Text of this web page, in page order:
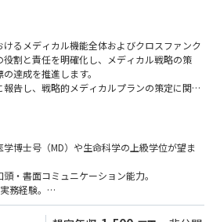
るメディカル機能全体およびクロスファンク
割と責任を明確化し、メディカル戦略の策
達成を推進します。
告し、戦略的メディカルプランの策定に関
実にし、タイムリーな分析と更新を、明確か
ンで行います。
上や主要プロジェクトの推進をリードし、アラ
としても機能します。
策定】
ョナルプロジェクト（例：プロダクトアドバ
アティブ）のメディカル戦略とスケジュール
学博士号（MD）や生命科学の上級学位が望ま
・書面コミュニケーション能力。
務経験。
ファンクショナルチームのリーダー経験、グ
ーズやR&D環境、製薬の商業化・規制プロセ